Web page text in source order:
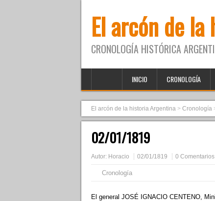
El arcón de
CRONOLOGÍA HISTÓRICA
INICIO CRONOLOGÍA
El arcón de la historia Argentina > Cronología
02/01/1819
Autor: Horacio 02/01/1819 0 Comentarios
Cronología
El general JOSÉ IGNACIO CENTENO,